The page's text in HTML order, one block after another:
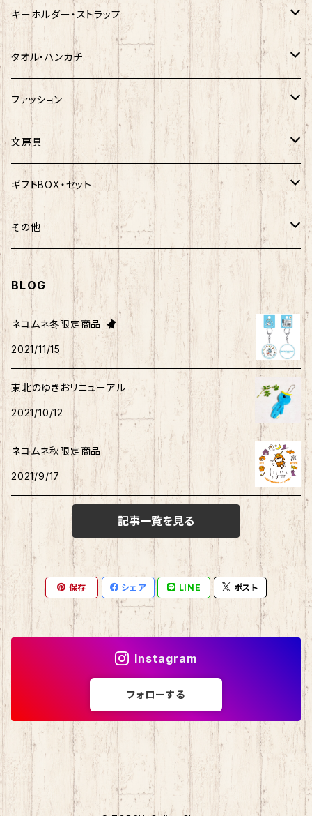
クロミ
ハンギョドン
ぐでたま
ポムポムプリン
ポチャッコ
ばつ丸
マイメロディ
けろっぴ
タキシードサム
ウィッシュミーメル
リトルツインスターズ
あひるのペックル
おさるのもんきち
マロンクリーム
みんなのたあ坊
コロコロくりりん
チョコキャット
ゆきお
ホヤぼーや
ご当地ベア
スヌーピー
赤べこ・ガラガラべこ
マッチョシリーズ
もちシリーズ
旅するマメしば
旅カワウソ・しばいぬ
むすび丸
秋田犬
ご当地ハムスター
しばっころ
ポプテピピック
伊達政宗
ミニオン
サンリオ×ネコムネandシバ
楽天ゴールデンイーグルス×ネコムネandシバ
楽天ゴールデンイーグルス×おえかきさん
楽天ゴールデンイーグルス×ご当地ベア
ネコムネandシバ×鳥獣戯画
楽天ゴールデンイーグルス×もちシリーズ
サンリオ×ご当地ベア
モケケ
ご当地ベア
秋田犬
しばっころ
わさお
むすび丸
ホヤぼーや
キティ
ネコムネandシバ
ご当地ハムスター
ホヤぼーや
その他
ご当地ベア
秋田犬
しばっころ
わさお
むすび丸
ネコムネandシバ
キーホルダー・ストラップ
ポプテピピック
ホヤぼーや
スヌーピー
秋田犬
わさお
むすび丸
ネコムネ
ゆきお
おそ松さん
サンリオキャラクター他
タオル・ハンカチ
ホヤぼーや
秋田犬
キティ
むすび丸
ミニオン
わさお
ネコムネandシバ
ファッション
Tシャツ
ネクタイ
靴下
ルームシューズ
パーカー・トレーナー
文房具
ボールペン
マグネット
クリアファイル
ステッカー
ピンバッチ
御朱印帳
ノート
缶バッチ
消しゴム
スライド缶
ギフトBOX・セット
福袋
その他
トートバック
その他雑貨
ホヤぼーや
ボクサーパンツ
マスク
アクリルスタンド
BLOG
ネコムネ冬限定商品
2021/11/15
東北のゆきおリニューアル
2021/10/12
ネコムネ秋限定商品
2021/9/17
記事一覧を見る
保存 シェア LINE ポスト
Instagram
フォローする